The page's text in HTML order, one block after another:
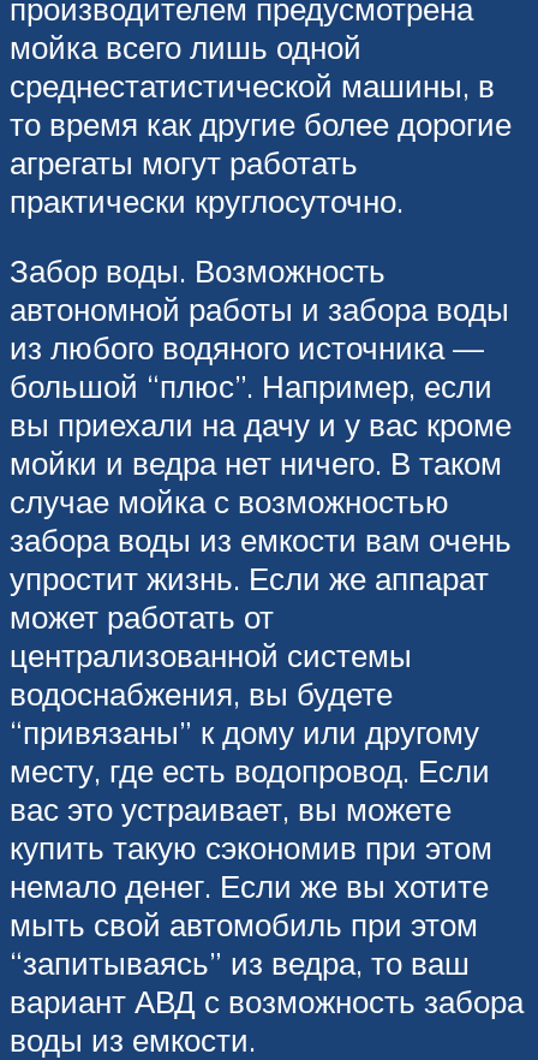
производителем предусмотрена
мойка всего лишь одной
среднестатистической машины, в
то время как другие более дорогие
агрегаты могут работать
практически круглосуточно.
Забор воды. Возможность
автономной работы и забора воды
из любого водяного источника —
большой “плюс”. Например, если
вы приехали на дачу и у вас кроме
мойки и ведра нет ничего. В таком
случае мойка с возможностью
забора воды из емкости вам очень
упростит жизнь. Если же аппарат
может работать от
централизованной системы
водоснабжения, вы будете
“привязаны” к дому или другому
месту, где есть водопровод. Если
вас это устраивает, вы можете
купить такую сэкономив при этом
немало денег. Если же вы хотите
мыть свой автомобиль при этом
“запитываясь” из ведра, то ваш
вариант АВД с возможность забора
воды из емкости.